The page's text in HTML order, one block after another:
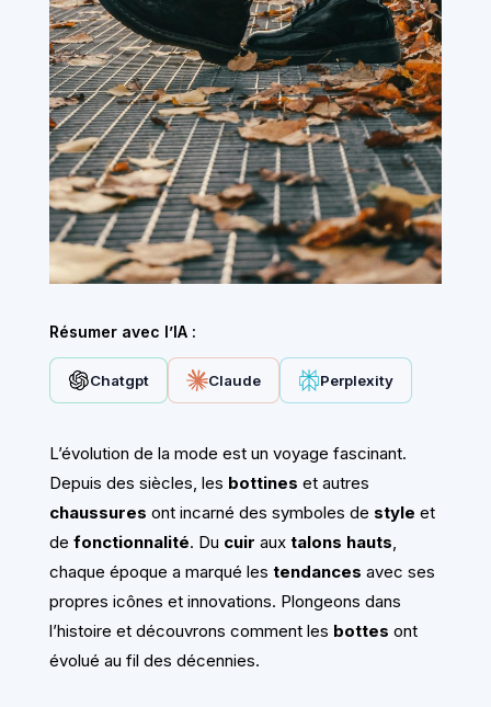
Résumer avec l’IA :
Chatgpt Claude Perplexity
L’évolution de la mode est un voyage fascinant.
Depuis des siècles, les bottines et autres
chaussures ont incarné des symboles de style et
de fonctionnalité. Du cuir aux talons hauts
chaque époque a marqué les tendances avec ses
propres icônes et innovations. Plongeons dans
l’histoire et découvrons comment les bottes ont
évolué au fil des décennies.